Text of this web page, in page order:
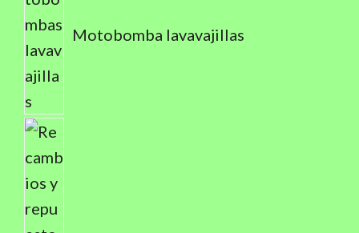
Motobomba lavavajillas